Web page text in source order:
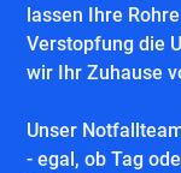
lassen Ihre
Verstopfung die
wir Ihr Zuhause
Unser
- egal, ob Tag